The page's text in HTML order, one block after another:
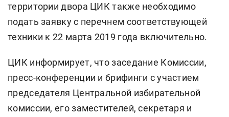
территории двора ЦИК также необходимо
подать заявку с перечнем соответствующей
техники к 22 марта 2019 года включительно.
ЦИК информирует, что заседание Комиссии,
пресс-конференции и брифинги с участием
председателя Центральной избирательной
комиссии, его заместителей, секретаря и